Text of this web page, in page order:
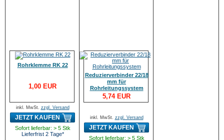
Rohrklemme RK 22
1,00 EUR
inkl. MwSt. zzgl. Versand
JETZT KAUFEN
Sofort lieferbar: > 5 Stk
Lieferfrist 2 Tage*
Reduzierverbinder 22/18
mm für
Rohrleitungssystem
5,74 EUR
inkl. MwSt. zzgl. Versand
JETZT KAUFEN
Sofort lieferbar: > 5 Stk